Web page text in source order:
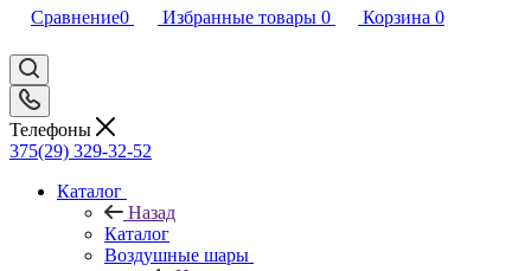
Сравнение0 Избранные товары 0 Корзина 0
Телефоны
375(29) 329-32-52
Каталог
Назад
Каталог
Воздушные шары